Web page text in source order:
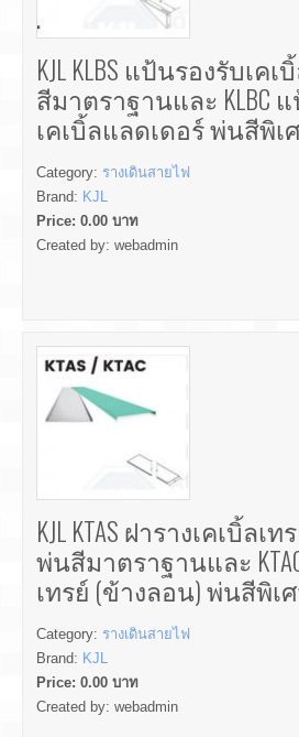
KJL KLBS แป้นรองรับเค
สีมาตราฐานและ KLBC
เคเบิ้ลแลดเดอร์ พ่นสีพิเ
Category: รางเดินสายไฟ
Brand: KJL
Price: 0.00 บาท
Created by: webadmin
KJL KTAS ฝารางเคเบิ้ลเ
พ่นสีมาตราฐานและ
เทรย์ (ข้างลอน) พ่นสีพิเ
Category: รางเดินสายไฟ
Brand: KJL
Price: 0.00 บาท
Created by: webadmin